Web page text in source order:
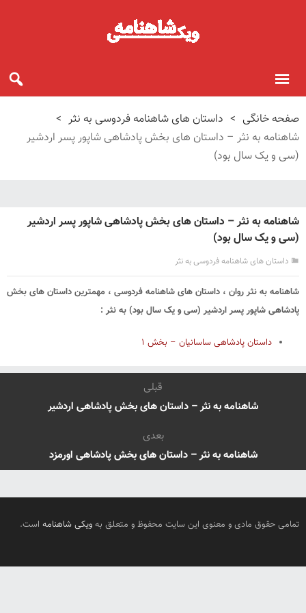
صفحه خانگی > داستان های شاهنامه فردوسی به نثر >
شاهنامه به نثر – داستان های بخش پادشاهی شاپور پسر اردشیر
(سی و یک سال بود)
شاهنامه به نثر – داستان های بخش پادشاهی شاپور پسر اردشیر
(سی و یک سال بود)
داستان های شاهنامه فردوسی به نثر
شاهنامه به نثر روان ، داستان های شاهنامه فردوسی ، مهمترین داستان های بخش
پادشاهی شاپور پسر اردشیر (سی و یک سال بود) به نثر :
داستان پادشاهی ساسانیان – بخش ۱
قبلی
شاهنامه به نثر – داستان های بخش پادشاهی اردشیر
بعدی
شاهنامه به نثر – داستان های بخش پادشاهی اورمزد
تمامی حقوق مادی و معنوی این سایت محفوظ و متعلق به ویکی شاهنامه است.